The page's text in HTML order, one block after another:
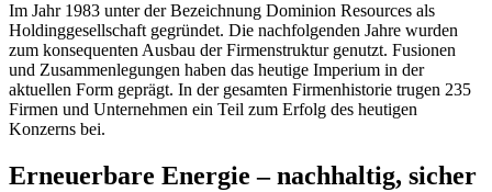
Im Jahr 1983 unter der Bezeichnung Dominion Resources als
Holdinggesellschaft gegründet. Die nachfolgenden Jahre wurden
zum konsequenten Ausbau der Firmenstruktur genutzt. Fusionen
und Zusammenlegungen haben das heutige Imperium in der
aktuellen Form geprägt. In der gesamten Firmenhistorie trugen 235
Firmen und Unternehmen ein Teil zum Erfolg des heutigen
Konzerns bei.
Erneuerbare Energie – nachhaltig, sicher